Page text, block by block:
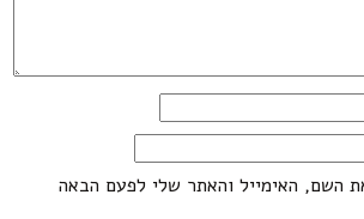
השם, האימייל והאתר שלי לפעם הבאה